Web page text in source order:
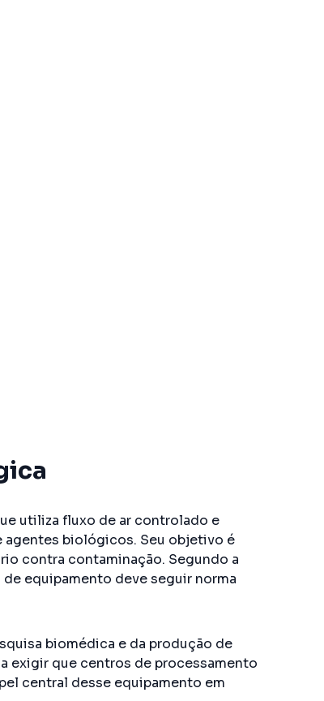
utiliza fluxo de ar controlado e
agentes biológicos. Seu objetivo é
contra contaminação. Segundo a
equipamento deve seguir norma
biomédica e da produção de
exigir que centros de processamento
central desse equipamento em